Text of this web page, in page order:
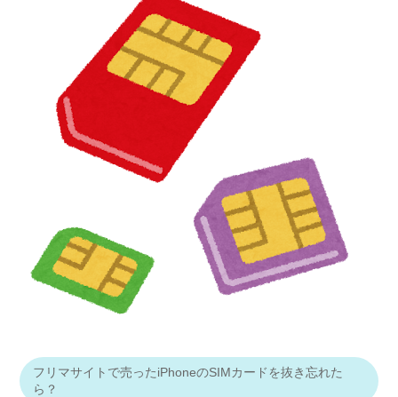
フリマサイトで売ったiPhoneのSIMカードを抜き忘れた
ら？